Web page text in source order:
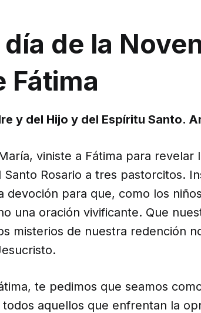
de la
Fátima
y del Hijo y del Espíritu Santo.
viniste a Fátima para revelar
Rosario a tres pastorcitos.
devoción para que, como los
una oración vivificante. Que
misterios de nuestra redención
te pedimos que seamos
aquellos que enfrentan la